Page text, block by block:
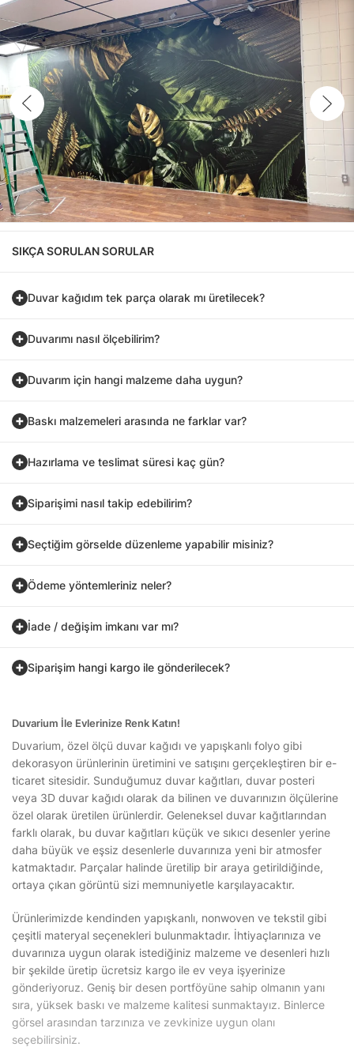
SIKÇA SORULAN SORULAR
Duvar kağıdım tek parça olarak mı üretilecek?
Duvarımı nasıl ölçebilirim?
Duvarım için hangi malzeme daha uygun?
Baskı malzemeleri arasında ne farklar var?
Hazırlama ve teslimat süresi kaç gün?
Siparişimi nasıl takip edebilirim?
Seçtiğim görselde düzenleme yapabilir misiniz?
Ödeme yöntemleriniz neler?
İade / değişim imkanı var mı?
Siparişim hangi kargo ile gönderilecek?
Duvarium İle Evlerinize Renk Katın!
Duvarium, özel ölçü duvar kağıdı ve yapışkanlı folyo gibi
dekorasyon ürünlerinin üretimini ve satışını gerçekleştiren bir e-
ticaret sitesidir. Sunduğumuz duvar kağıtları, duvar posteri
veya 3D duvar kağıdı olarak da bilinen ve duvarınızın ölçülerine
özel olarak üretilen ürünlerdir. Geleneksel duvar kağıtlarından
farklı olarak, bu duvar kağıtları küçük ve sıkıcı desenler yerine
daha büyük ve eşsiz desenlerle duvarınıza yeni bir atmosfer
katmaktadır. Parçalar halinde üretilip bir araya getirildiğinde,
ortaya çıkan görüntü sizi memnuniyetle karşılayacaktır.
Ürünlerimizde kendinden yapışkanlı, nonwoven ve tekstil gibi
çeşitli materyal seçenekleri bulunmaktadır. İhtiyaçlarınıza ve
duvarınıza uygun olarak istediğiniz malzeme ve desenleri hızlı
bir şekilde üretip ücretsiz kargo ile ev veya işyerinize
gönderiyoruz. Geniş bir desen portföyüne sahip olmanın yanı
sıra, yüksek baskı ve malzeme kalitesi sunmaktayız. Binlerce
görsel arasından tarzınıza ve zevkinize uygun olanı
seçebilirsiniz.